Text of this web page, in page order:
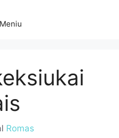
Meniu
Romas